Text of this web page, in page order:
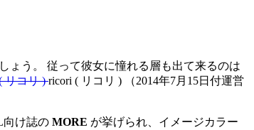
ょう。 従って彼女に憧れる層も出て来るのは
リコリ )ricori ( リコリ )
（2014年7月15日付運営
向け誌の MORE が挙げられ、イメージカラー